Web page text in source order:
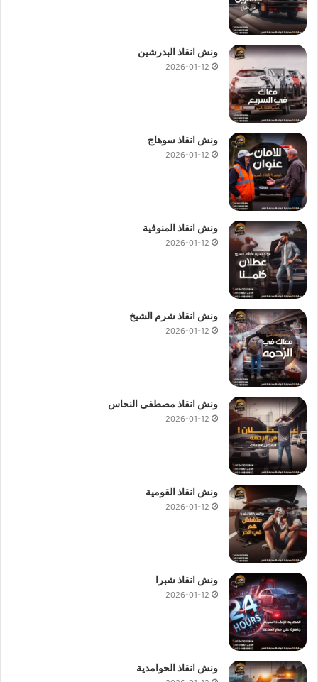
ونش انقاذ البدرشين
2026-01-12
ونش انقاذ سوهاج
2026-01-12
ونش انقاذ المنوفية
2026-01-12
ونش انقاذ شرم الشيخ
2026-01-12
ونش انقاذ مصطفى النحاس
2026-01-12
ونش انقاذ القومية
2026-01-12
ونش انقاذ شبرا
2026-01-12
ونش انقاذ الحوامدية